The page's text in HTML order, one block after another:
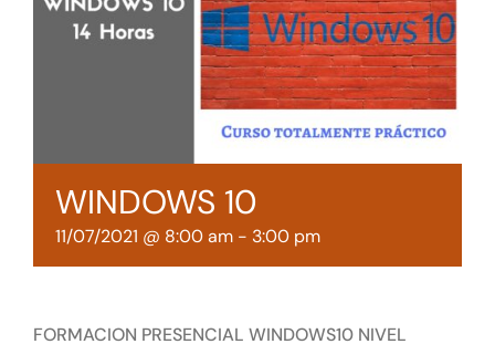
Tienda online
WINDOWS 10
11/07/2021 @ 8:00 am - 3:00 pm
FORMACION PRESENCIAL WINDOWS10 NIVEL